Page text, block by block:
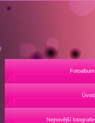
Fotoalbum
Úvod
Nejnovější fotografie